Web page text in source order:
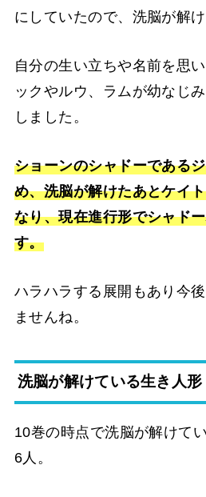
にしていたので、洗脳が解け
自分の生い立ちや名前を思
ックやルウ、ラムが幼なじ
しました。
ショーンのシャドーである
め、洗脳が解けたあとケイ
なり、現在進行形でシャド
す。
ハラハラする展開もあり今
ませんね。
洗脳が解けている生き人形
10巻の時点で洗脳が解けて
6人。